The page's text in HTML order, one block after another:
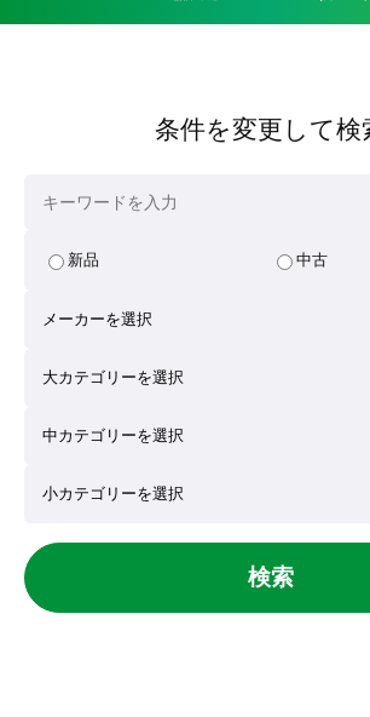
条件を変更して検
新品 中古
検索